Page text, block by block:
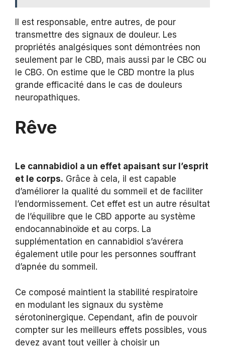
Il est responsable, entre autres, de pour
transmettre des signaux de douleur. Les
propriétés analgésiques sont démontrées non
seulement par le CBD, mais aussi par le CBC ou
le CBG. On estime que le CBD montre la plus
grande efficacité dans le cas de douleurs
neuropathiques.
Rêve
Le cannabidiol a un effet apaisant sur l’esprit
et le corps. Grâce à cela, il est capable
d’améliorer la qualité du sommeil et de faciliter
l’endormissement. Cet effet est un autre résultat
de l’équilibre que le CBD apporte au système
endocannabinoïde et au corps. La
supplémentation en cannabidiol s’avérera
également utile pour les personnes souffrant
d’apnée du sommeil.
Ce composé maintient la stabilité respiratoire
en modulant les signaux du système
sérotoninergique. Cependant, afin de pouvoir
compter sur les meilleurs effets possibles, vous
devez avant tout veiller à choisir un